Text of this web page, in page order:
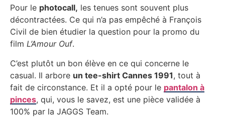
Pour le photocall, les tenues sont souvent plus
décontractées. Ce qui n’a pas empêché à François
Civil de bien étudier la question pour la promo du
film L’Amour Ouf.
C’est plutôt un bon élève en ce qui concerne le
casual. Il arbore un tee-shirt Cannes 1991, tout à
fait de circonstance. Et il a opté pour le pantalon à
pinces, qui, vous le savez, est une pièce validée à
100% par la JAGGS Team.